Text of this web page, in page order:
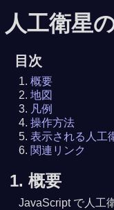
人工衛星
目次
概要
地図
凡例
操作方法
表示される人工
関連リンク
1. 概要
JavaScript で人工